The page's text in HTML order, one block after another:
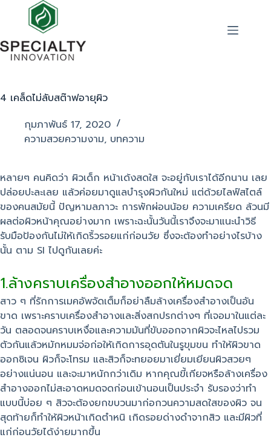
4 เคล็ดไม่ลับสต๊าฟอายุผิว
กุมภาพันธ์ 17, 2020
ความสวยความงาม, บทความ
หลายๆ คนคิดว่า ผิวเด็ก หน้าเด้งสดใส จะอยู่กับเราได้อีกนาน เลย
ปล่อยปะละเลย แล้วค่อยมาดูแลบำรุงผิวกันใหม่ แต่ด้วยไลฟ์สไตล์
ของคนสมัยนี้ ปัญหามลภาวะ การพักผ่อนน้อย ความเครียด ล้วนมี
ผลต่อผิวหน้าคุณอย่างมาก เพราะฉะนั้นวันนี้เราจึงจะมาแนะนำวิธี
รับมือป้องกันไม่ให้เกิดริ้วรอยแก่ก่อนวัย ซึ่งจะต้องทำอย่างไรบ้าง
นั้น ตาม SI ไปดูกันเลยค่ะ
1.ล้างคราบเครื่องสำอางออกให้หมดจด
สาว ๆ ที่รักการเมคอัพจัดเต็มก็อย่าลืมล้างเครื่องสำอางเป็นอัน
ขาด เพราะคราบเครื่องสำอางและสิ่งสกปรกต่างๆ ที่เจอมาในแต่ละ
วัน ตลอดจนคราบเหงื่อและความมันที่ขับออกจากผิวจะไหลไปรวม
ตัวกันแล้วหมักหมมจ่อก่อให้เกิดการอุดตันในรูขุมขน ทำให้ผิวขาด
ออกซิเจน ผิวก็จะโทรม และสิวก็จะทยอยมาเยี่ยมเยียนผิวสวยๆ
อย่างแน่นอน และจะมาหนักกว่าเดิม หากคุณขี้เกียจหรือล้างเครื่อง
สำอางออกไม่สะอาดหมดจดก่อนเข้านอนเป็นประจำ รับรองว่าทำ
แบบนี้บ่อย ๆ สิวจะต้องยกขบวนมาก่อกวนความสดใสของผิว จน
สุดท้ายก็ทำให้ผิวหน้าเกิดตำหนิ เกิดรอยด่างดำจากสิว และมีผิวที่
แก่ก่อนวัยได้ง่ายมากขึ้น